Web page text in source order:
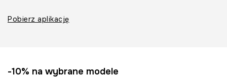
Pobierz aplikację
-10% na wybrane modele